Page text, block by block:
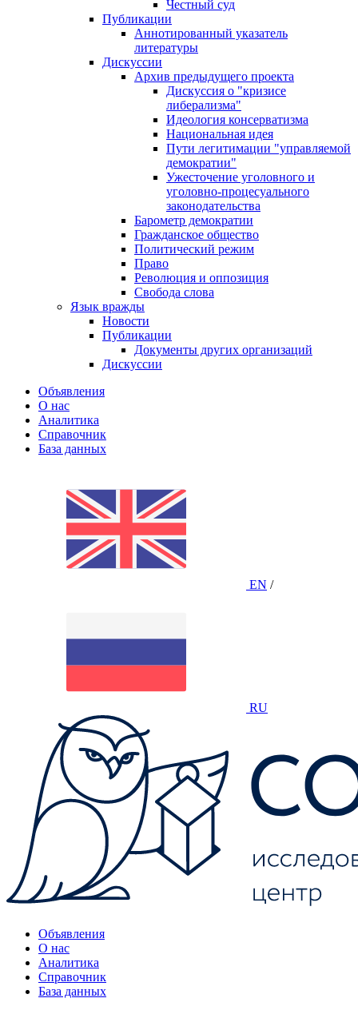
Честный суд
Публикации
Аннотированный указатель
литературы
Дискуссии
Архив предыдущего проекта
Дискуссия о "кризисе
либерализма"
Идеология консерватизма
Национальная идея
Пути легитимации "управляемой
демократии"
Ужесточение уголовного и
уголовно-процесуального
законодательства
Барометр демократии
Гражданское общество
Политический режим
Право
Революция и оппозиция
Свобода слова
Язык вражды
Новости
Публикации
Документы других организаций
Дискуссии
Объявления
О нас
Аналитика
Справочник
База данных
EN /
RU
Объявления
О нас
Аналитика
Справочник
База данных